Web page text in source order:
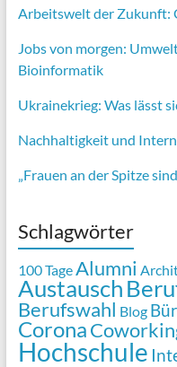
Arbeitswelt der Zukunft:
Jobs von morgen:
Bioinformatik
Ukrainekrieg: Was lässt
Nachhaltigkeit und
„Frauen an der Spitze
Schlagwörter
100 TageAlumni
Austausch
Berufswahl Blog
Corona
Hochschule